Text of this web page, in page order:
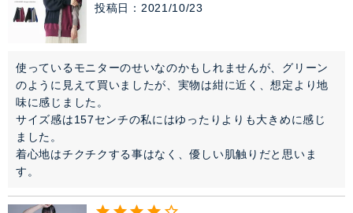
投稿日 2021/10/23
使っているモニターのせいなのかもしれませんが、グリーン
のように見えて買いましたが、実物は紺に近く、想定より地
味に感じました。
サイズ感は157センチの私にはゆったりよりも大きめに感じ
ました。
着心地はチクチクする事はなく、優しい肌触りだと思いま
す。